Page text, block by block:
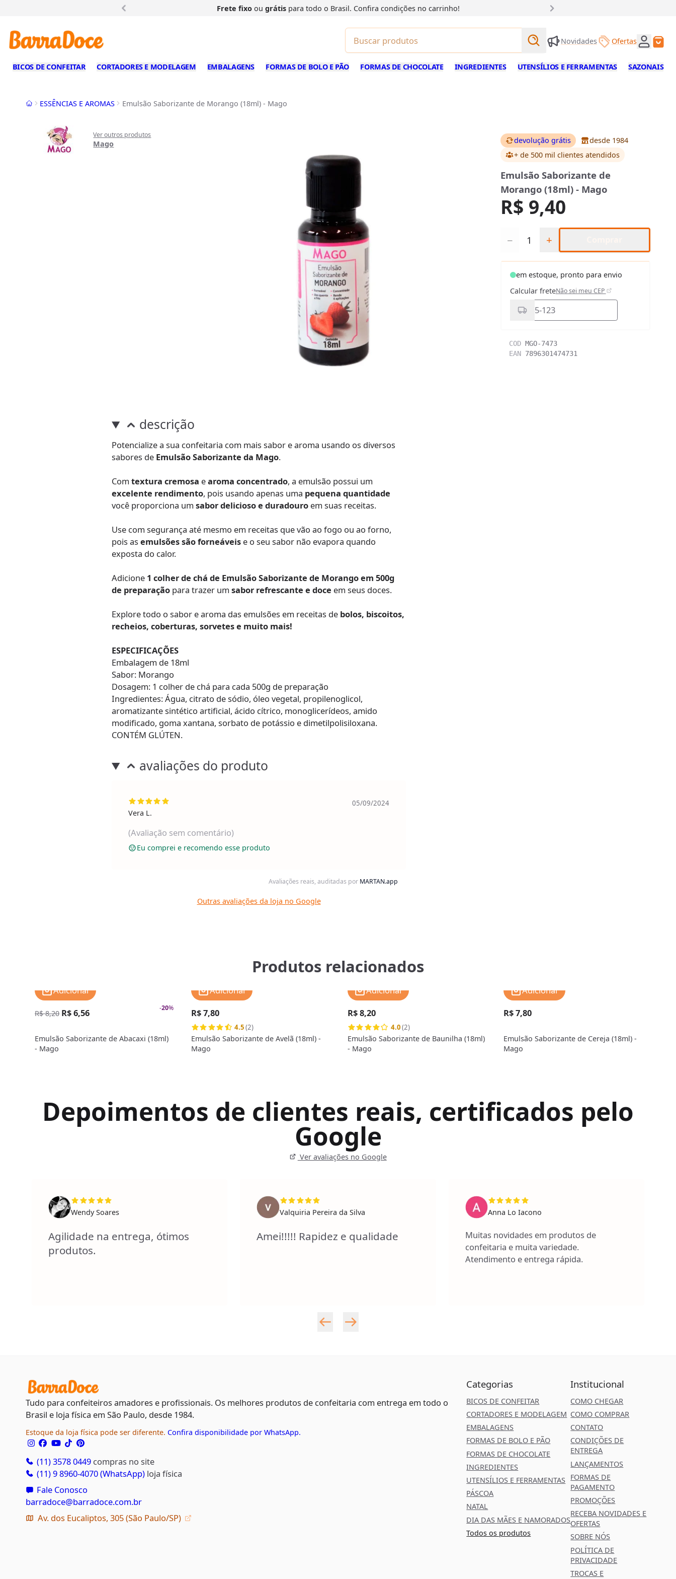
Frete fixoou grátispara todo o Brasil. Confira condições no carrinho!
Buscar produtos
Buscar
Novidades Ofertas
BICOS DE CONFEITAR CORTADORES E MODELAGEM EMBALAGENS FORMAS DE BOLO E PÃO FORMAS DE CHOCOLATE INGREDIENTES UTENSÍLIOS E FERRAMENTAS SAZONAIS
InícioESSÊNCIAS E AROMAS Emulsão Saborizante de Morango (18ml) - Mago
Ver outros produtos
Mago devolução grátis
desde 1984
+ de 500 mil clientes atendidos
Emulsão Saborizante de
Morango (18ml) - Mago
R$ 9,40
− +
em estoque, pronto para envio
Calcular freteNão sei meu CEP
COD MGO-7473
EAN 7896301474731
descrição
Potencialize a sua confeitaria com mais sabor e aroma usando os diversos
sabores de Emulsão Saborizante da Mago.
Comtextura cremosa earoma concentrado, a emulsão possui um
excelente rendimento, pois usando apenas uma pequena quantidade
você proporciona umsabor delicioso e duradouro em suas receitas.
Use com segurança até mesmo em receitas que vão ao fogo ou ao forno,
pois asemulsões são forneáveis e o seu sabor não evapora quando
exposta do calor.
Adicione 1 colher de chá de Emulsão Saborizante de Morango em 500g
de preparação para trazer umsabor refrescante e doce em seus doces.
Explore todo o sabor e aroma das emulsões em receitas de bolos, biscoitos,
recheios, coberturas, sorvetes e muito mais!
ESPECIFICAÇÕES
Embalagem de 18ml
Sabor: Morango
Dosagem: 1 colher de chá para cada 500g de preparação
Ingredientes: Água, citrato de sódio, óleo vegetal, propilenoglicol,
aromatizante sintético artificial, ácido cítrico, monoglicerídeos, amido
modificado, goma xantana, sorbato de potássio e dimetilpolisiloxana.
CONTÉM GLÚTEN.
avaliações do produto
Vera L.
05/09/2024
(Avaliação sem comentário)
Eu comprei e recomendo esse produto
Avaliações reais, auditadas por MARTAN.app
Outras avaliações da loja no Google
Produtos relacionados
-20%
R$ 8,20 R$ 6,56
Emulsão Saborizante de Abacaxi (18ml)
- Mago
Adicionar
R$ 7,80
4.5(2)
Emulsão Saborizante de Avelã (18ml) -
Mago
Adicionar
R$ 8,20
4.0(2)
Emulsão Saborizante de Baunilha (18ml)
- Mago
Adicionar
R$ 7,80
Emulsão Saborizante de Cereja (18ml) -
Mago
Adicionar
Depoimentos de clientes reais, certificados pelo
Google
Ver avaliações no Google
Wendy Soares
Agilidade na entrega, ótimos
produtos.
Valquiria Pereira da Silva
Amei!!!!! Rapidez e qualidade
Anna Lo Iacono
Muitas novidades em produtos de
confeitaria e muita variedade.
Atendimento e entrega rápida.
Tudo para confeiteiros amadores e profissionais. Os melhores produtos de confeitaria com entrega em todo o
Brasil e loja física em São Paulo, desde 1984.
Estoque da loja física pode ser diferente. Confira disponibilidade por WhatsApp.
(11) 3578 0449 compras no site
(11) 9 8960-4070 (WhatsApp) loja física
Fale Conosco
barradoce@barradoce.com.br
Av. dos Eucaliptos, 305 (São Paulo/SP)
Categorias
BICOS DE CONFEITAR
CORTADORES E MODELAGEM
EMBALAGENS
FORMAS DE BOLO E PÃO
FORMAS DE CHOCOLATE
INGREDIENTES
UTENSÍLIOS E FERRAMENTAS
PÁSCOA
NATAL
DIA DAS MÃES E NAMORADOS
Todos os produtos
Institucional
COMO CHEGAR
COMO COMPRAR
CONTATO
CONDIÇÕES DE
ENTREGA
LANÇAMENTOS
FORMAS DE
PAGAMENTO
PROMOÇÕES
RECEBA NOVIDADES E
OFERTAS
SOBRE NÓS
POLÍTICA DE
PRIVACIDADE
TROCAS E